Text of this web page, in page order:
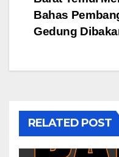
Bahas
Gedung
RELATED POST